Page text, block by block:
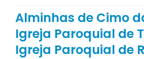
Alminhas de Cimo
Igreja Paroquial de
Igreja Paroquial de